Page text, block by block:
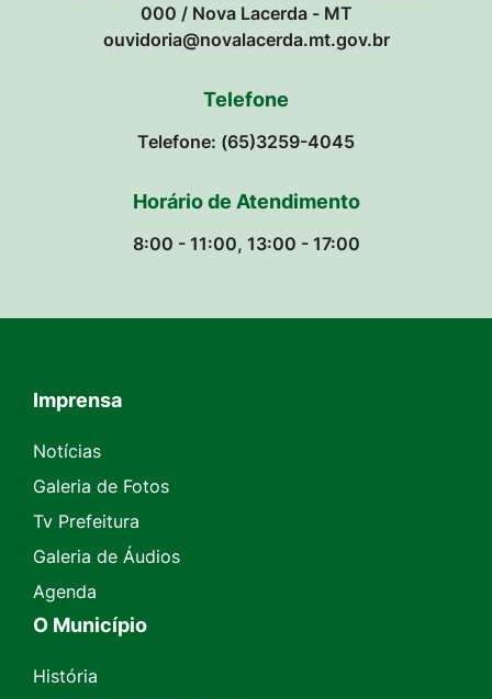
000 / Nova Lacerda - MT
ouvidoria@novalacerda.mt.gov.br
Telefone
Telefone: (65)3259-4045
Horário de Atendimento
8:00 - 11:00, 13:00 - 17:00
Seção do Rodapé e Contato
Imprensa
Notícias
Galeria de Fotos
Tv Prefeitura
Galeria de Áudios
Agenda
O Município
História